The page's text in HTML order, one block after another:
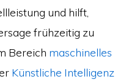
und hilft,
frühzeitig zu
Bereich maschinelles
Künstliche Intelligenz